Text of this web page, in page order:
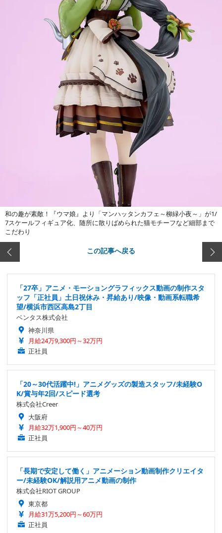
和の趣が素敵！『ウマ娘』より「マンハッタンカフェ～柳緑小夜～」が1/
7スケールフィギュア化、随所に散りばめられた猫モチーフなど細部まで
こだわり
この記事へ戻る
「27卒」アニメ・モーショングラフィックス動画の制作スタ
ッフ「正社員」土日祝休み・昇給あり/映像・動画系転職希
望/横浜市西区高島2丁目
ベンタス株式会社
神奈川県
月給24万9,300円～32万円
正社員
「20～30代活躍中!」アニメグッズの製造スタッフ/未経験O
K/賞与年2回/スピード選考
株式会社Creer
大阪府
月給32万1,900円～40万円
正社員
「長期で安定して働く」アニメーション動画制作クリエイタ
ー/未経験OK/解説用アニメ動画の制作
株式会社RIOT GROUP
東京都
月給31万5,200円～60万円
正社員